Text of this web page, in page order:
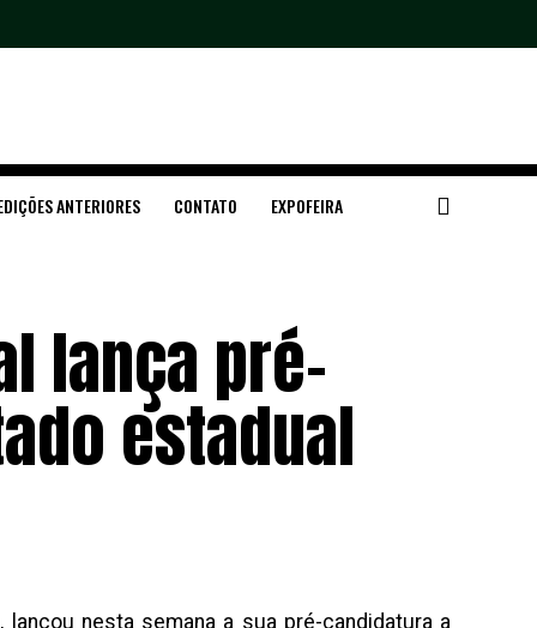
ANTERIORES CONTATO EXPOFEIRA
lança pré-
estadual
lançou nesta semana a sua pré-candidatura a